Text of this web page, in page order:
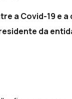
a Covid-19 e a
da